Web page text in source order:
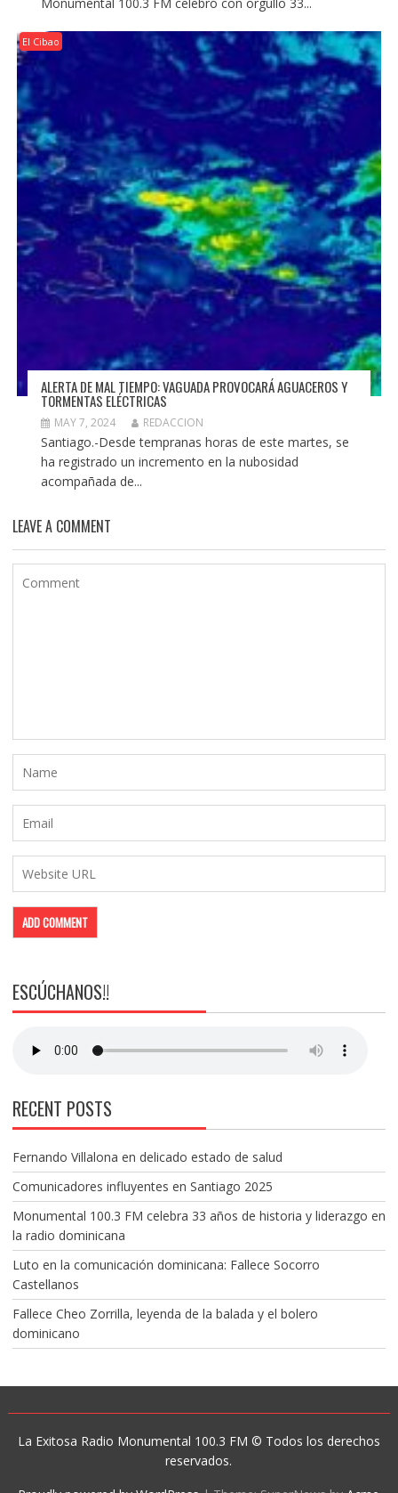
El Cibao
ALERTA DE MAL TIEMPO: VAGUADA PROVOCARÁ AGUACEROS Y
TORMENTAS ELÉCTRICAS
MAY 7, 2024 REDACCION
Santiago.-Desde tempranas horas de este martes, se
ha registrado un incremento en la nubosidad
acompañada de...
LEAVE A COMMENT
ESCÚCHANOS!!
RECENT POSTS
Fernando Villalona en delicado estado de salud
Comunicadores influyentes en Santiago 2025
Monumental 100.3 FM celebra 33 años de historia y liderazgo en
la radio dominicana
Luto en la comunicación dominicana: Fallece Socorro
Castellanos
Fallece Cheo Zorrilla, leyenda de la balada y el bolero
dominicano
La Exitosa Radio Monumental 100.3 FM © Todos los derechos
reservados.